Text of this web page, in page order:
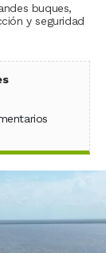
buques,
y seguridad
X (Twitter)
en WhatsApp